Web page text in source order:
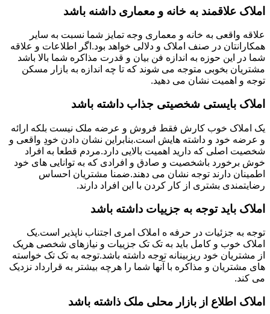
املاک علاقمند به خانه و معماری داشنه باشد
علاقه واقعی به خانه و معماری وجه تمایز شما نسبت به سایر
همکارانتان در صنف املاک و دلالی خواهد بود.اگر اطلاعات و علاقه
شما در این حوزه به اندازه فن بیان و قدرت مذاکره شما بالا باشد
مشتریان بخوبی متوجه می شوند که تا چه اندازه به بازار مسکن
توجه و اهمیت نشان می دهید.
املاک بایستی شخصیتی جذاب داشته باشد
یک املاک خوب کارش فقط فروش و عرضه ملک نیست بلکه ارائه
و عرضه خود و داشته هایش است.بنابراین نشان دادن خودِ واقعی و
شخصیت اصلی که دارید اهمیت بالایی دارد.مردم قطعا به افراد
خوش برخورد باشخصیت و صادق و افرادی که به توانایی های خود
اطمینان دارند توجه نشان می دهند.ضمنا مشتریان احساس
رضایتمندی بشتری از کار کردن با این افراد دارند.
املاک باید توجه به جزییات داشته باشد
توجه به جزئیات در حرفه ه املاک امری اجتناب ناپذیر است.یک
املاک خوب و کامل باید به تک تک جزییات و نیازهای شخصی هریک
از مشتریان خود ریزبینانه توجه داشته باشد.توجه به تک تک خواسته
های مشتریان و مذاکره با آنها شما را هرچه بیشتر به قرارداد نزدیک
می کند.
املاک اطلاع از بازار محلی ملک ذاشته باشد